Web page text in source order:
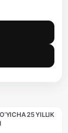
25 YILLIK